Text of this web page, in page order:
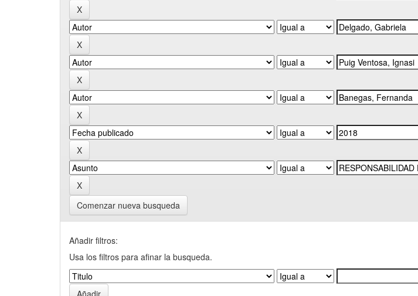
Comenzar nueva busqueda
Añadir filtros:
Usa los filtros para afinar la busqueda.